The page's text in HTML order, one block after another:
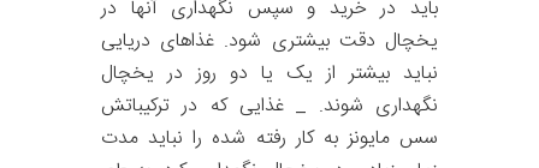
باید در خرید و سپس نگهداری آنها در
یخچال دقت بیشتری شود. غذاهای دریایی
نباید بیشتر از یک یا دو روز در یخچال
نگهداری شوند. _ غذایی که در ترکیباتش
سس مایونز به کار رفته شده را نباید مدت